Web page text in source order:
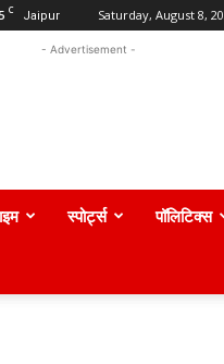
C Jaipur Saturday, August 8,
- Advertisement -
स्पोर्ट्स पॉलिटिक्स